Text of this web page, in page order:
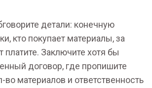
детали: конечную
кто покупает материалы, за
платите. Заключите хотя бы
договор, где пропишите
во материалов и ответственность